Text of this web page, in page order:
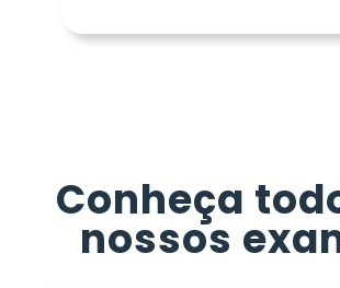
Conheça
nossos